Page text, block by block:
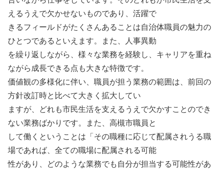
えるうえで欠かせないものであり、活躍で
きるフィールドがたくさんあることは自治体職員の魅力の
ひとつであるといえます。また、人事異動
を繰り返しながら、様々な業務を経験し、キャリアを重ね
ながら成長できる点も大きな特徴です。
価値観の多様化に伴い、職員が担う業務の範囲は、前回の
方針改訂時と比べて大きく拡大してい
ますが、どれも市民生活を支えるうえで欠かすことのでき
ない業務ばかりです。また、高槻市職員と
して働くということは「その職種に応じて配属されうる職
場であれば、全ての職場に配属される可能
性があり、どのような業務でも自分が担当する可能性があ